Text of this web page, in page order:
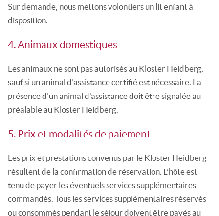
Sur demande, nous mettons volontiers un lit enfant à
disposition.
4. Animaux domestiques
Les animaux ne sont pas autorisés au Kloster Heidberg,
sauf si un animal d’assistance certifié est nécessaire. La
présence d’un animal d’assistance doit être signalée au
préalable au Kloster Heidberg.
5. Prix et modalités de paiement
Les prix et prestations convenus par le Kloster Heidberg
résultent de la confirmation de réservation. L’hôte est
tenu de payer les éventuels services supplémentaires
commandés. Tous les services supplémentaires réservés
ou consommés pendant le séjour doivent être payés au